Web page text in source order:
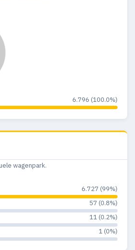
6.796 (100.0%)
wagenpark.
6.727 (99%)
57 (0.8%)
11 (0.2%)
1 (0%)